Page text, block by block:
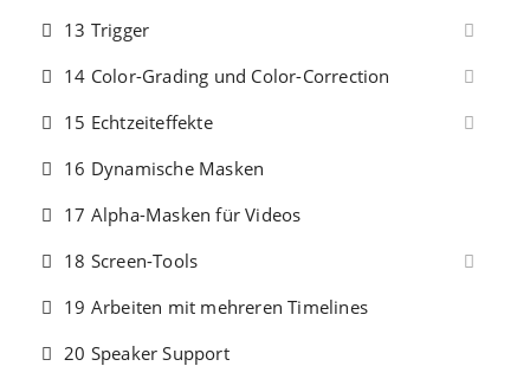
13 Trigger
14 Color-Grading und Color-Correction
15 Echtzeiteffekte
16 Dynamische Masken
17 Alpha-Masken für Videos
18 Screen-Tools
19 Arbeiten mit mehreren Timelines
20 Speaker Support